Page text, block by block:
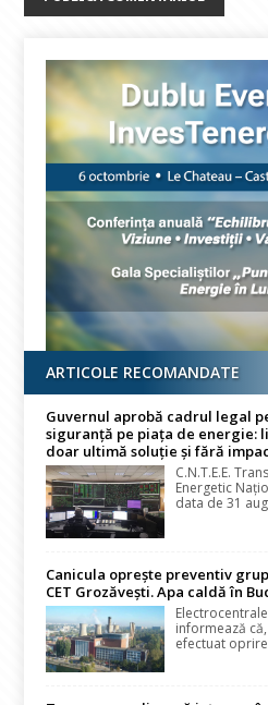
ARTICOLE RECOMANDATE
Guvernul aprobă cadrul legal
siguranță pe piața de energie:
doar ultimă soluție și fără
C.N.T.E.E.
Energetic
data de 31
Canicula oprește preventiv
CET Grozăvești. Apa caldă în
informează
efectuat